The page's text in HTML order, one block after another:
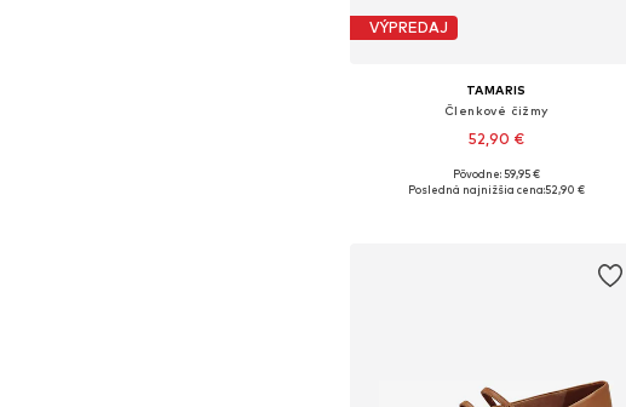
VÝPREDAJ
TAMARIS
Členkové čižmy
52,90 €
Dostupné v mnohých veľkostiach
Pôvodne: 59,95 €
Posledná najnižšia cena:52,90 €